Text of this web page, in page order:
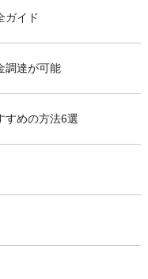
ガイド
調達が可能
すめの方法6選